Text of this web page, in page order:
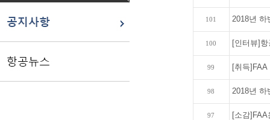
101 2018년 하
100 [인터뷰]
99 [취득
98 2018년 하
97 [소감